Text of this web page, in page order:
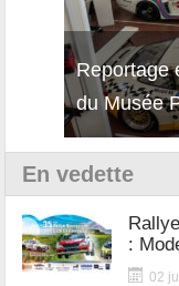
Reportage
du Musée
En vedette
:
02